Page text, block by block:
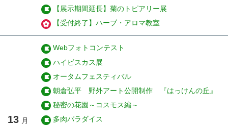
【展示期間延長】菊のトピアリー展
【受付終了】ハーブ・アロマ教室
13 月
Webフォトコンテスト
ハイビスカス展
オータムフェスティバル
朝倉弘平 野外アート公開制作 『はっけんの丘』
秘密の花園～コスモス編～
多肉パラダイス